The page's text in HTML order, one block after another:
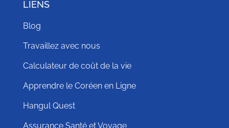
LIENS
Blog
Travaillez avec nous
Calculateur de coût de la vie
Apprendre le Coréen en Ligne
Hangul Quest
Assurance Santé et Voyage